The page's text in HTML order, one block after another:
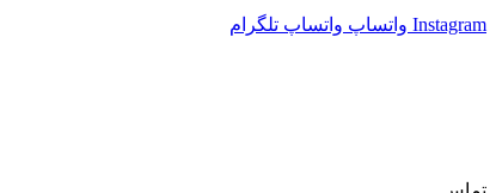
Instagram واتساپ واتساپ تلگرام